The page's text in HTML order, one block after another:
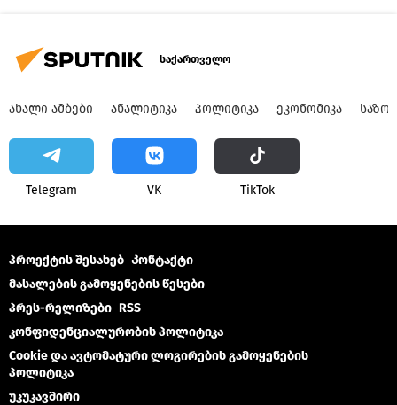
საქართველო
ᲐᲮᲐᲚᲘ ᲐᲛᲑᲔᲑᲘ ᲐᲜᲐᲚᲘᲢᲘᲙᲐ ᲞᲝᲚᲘᲢᲘᲙᲐ ᲔᲙᲝᲜᲝᲛᲘᲙᲐ
Telegram VK ТikТоk
პროექტის შესახებ Კონტაქტი
მასალების გამოყენების წესები
პრეს-რელიზები RSS
კონფიდენციალურობის პოლიტიკა
Cookie და ავტომატური ლოგირების გამოყენების
პოლიტიკა
უკუკავშირი